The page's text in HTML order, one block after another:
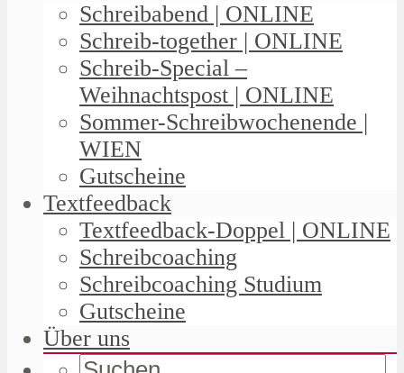
Schreibabend | ONLINE
Schreib-together | ONLINE
Schreib-Special –
Weihnachtspost | ONLINE
Sommer-Schreibwochenende |
WIEN
Gutscheine
Textfeedback
Textfeedback-Doppel | ONLINE
Schreibcoaching
Schreibcoaching Studium
Gutscheine
Über uns